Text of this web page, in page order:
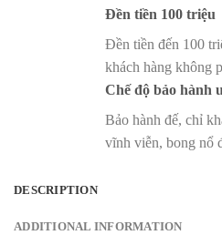
Đền tiền 100 triệu
Đền tiền đến 100
khách hàng không
Chế độ bảo hành
Bảo hành đế, chỉ
vĩnh viễn, bong nổ
DESCRIPTION
ADDITIONAL INFORMATION